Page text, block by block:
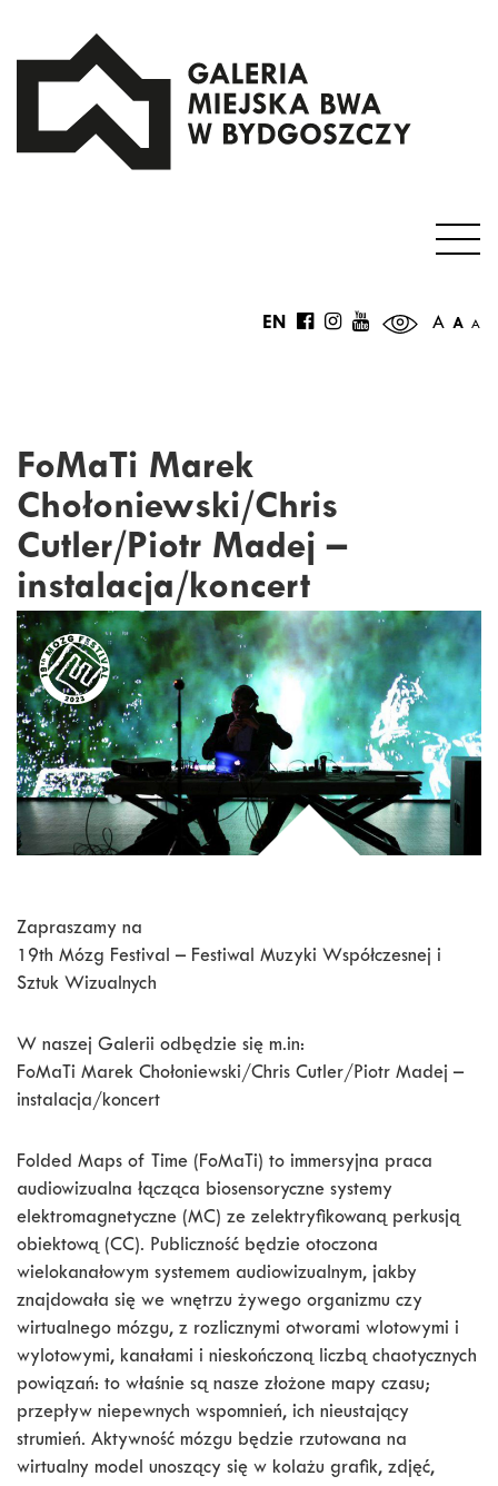
A A A
EN
FoMaTi Marek
Chołoniewski/Chris
Cutler/Piotr Madej –
instalacja/koncert
Zapraszamy na
19th Mózg Festival – Festiwal Muzyki Współczesnej i
Sztuk Wizualnych
W naszej Galerii odbędzie się m.in:
FoMaTi Marek Chołoniewski/Chris Cutler/Piotr Madej –
instalacja/koncert
Folded Maps of Time (FoMaTi) to immersyjna praca
audiowizualna łącząca biosensoryczne systemy
elektromagnetyczne (MC) ze zelektryfikowaną perkusją
obiektową (CC). Publiczność będzie otoczona
wielokanałowym systemem audiowizualnym, jakby
znajdowała się we wnętrzu żywego organizmu czy
wirtualnego mózgu, z rozlicznymi otworami wlotowymi i
wylotowymi, kanałami i nieskończoną liczbą chaotycznych
powiązań: to właśnie są nasze złożone mapy czasu;
przepływ niepewnych wspomnień, ich nieustający
strumień. Aktywność mózgu będzie rzutowana na
wirtualny model unoszący się w kolażu grafik, zdjęć,